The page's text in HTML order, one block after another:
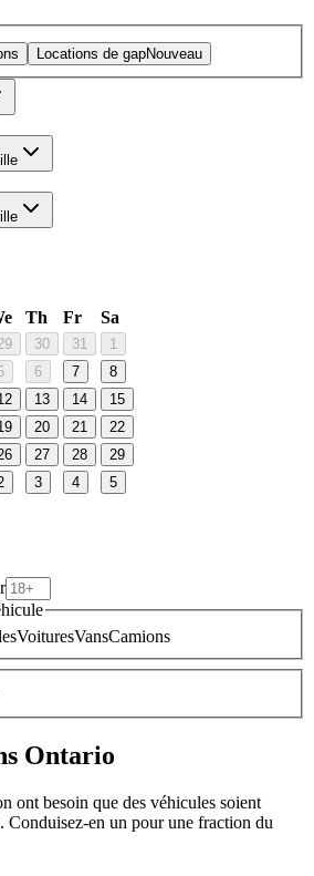
Locations de gapNouveau
Th Fr Sa
30 31
1
6 7
8
13 14
15
20 21
22
27 28
29
3 4 5
VoituresVansCamions
Ontario
ont besoin que des véhicules soient
Conduisez-en un pour une fraction du